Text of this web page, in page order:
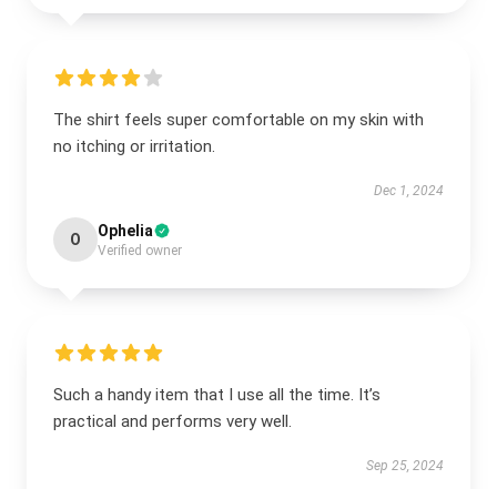
The shirt feels super comfortable on my skin with
no itching or irritation.
Dec 1, 2024
O Ophelia
Verified owner
Such a handy item that I use all the time. It’s
practical and performs very well.
Sep 25, 2024